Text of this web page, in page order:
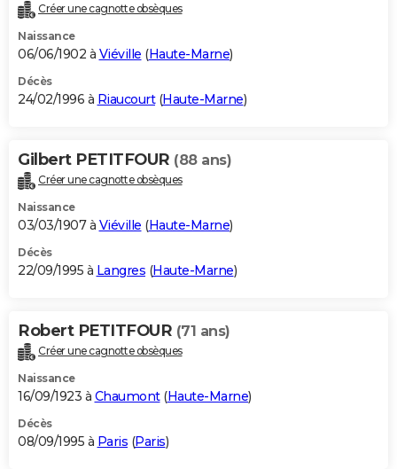
Créer une cagnotte obsèques
Naissance
06/06/1902 à Viéville (Haute-Marne)
Décès
24/02/1996 à Riaucourt(Haute-Marne)
Gilbert PETITFOUR (88 ans)
Créer une cagnotte obsèques
Naissance
03/03/1907 à Viéville (Haute-Marne)
Décès
22/09/1995 à Langres (Haute-Marne)
Robert PETITFOUR (71 ans)
Créer une cagnotte obsèques
Naissance
16/09/1923 à Chaumont(Haute-Marne)
Décès
08/09/1995 à Paris (Paris)